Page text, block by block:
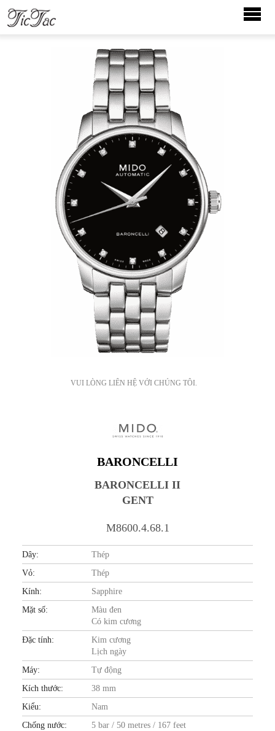
VUI LÒNG LIÊN HỆ VỚI CHÚNG TÔI.
BARONCELLI
BARONCELLI II
GENT
M8600.4.68.1
Dây:
Thép
Vỏ:
Thép
Kính:
Sapphire
Mặt số:
Màu đen
Có kim cương
Đặc tính:
Kim cương
Lịch ngày
Máy:
Tự động
Kích thước:
38 mm
Kiểu:
Nam
Chống nước:
5 bar / 50 metres / 167 feet